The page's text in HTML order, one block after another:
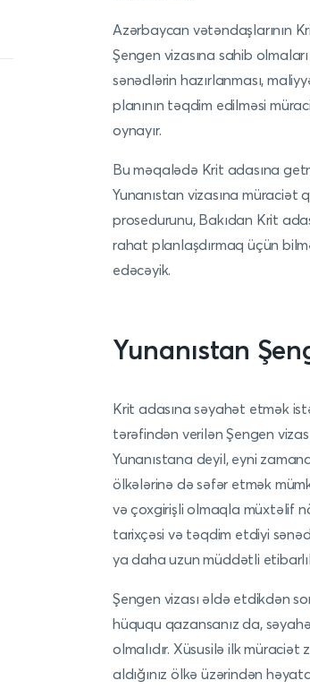
Azərbaycan vətəndaşlarının
Şengen vizasına sahib
sənədlərin hazırlanması,
planının təqdim edilməsi
oynayır.
Bu məqalədə Krit adasına
Yunanıstan vizasına müraciət
prosedurunu, Bakıdan Krit
rahat planlaşdırmaq üçün
edəcəyik.
Yunanıstan
Krit adasına səyahət etmək
tərəfindən verilən Şengen
Yunanıstana deyil, eyni
ölkələrinə də səfər etmək
və çoxgirişli olmaqla müxtəlif
tarixçəsi və təqdim etdiyi
ya daha uzun müddətli
Şengen vizası əldə etdikdən
hüququ qazansanız da,
olmalıdır. Xüsusilə ilk müraciət
aldığınız ölkə üzərindən